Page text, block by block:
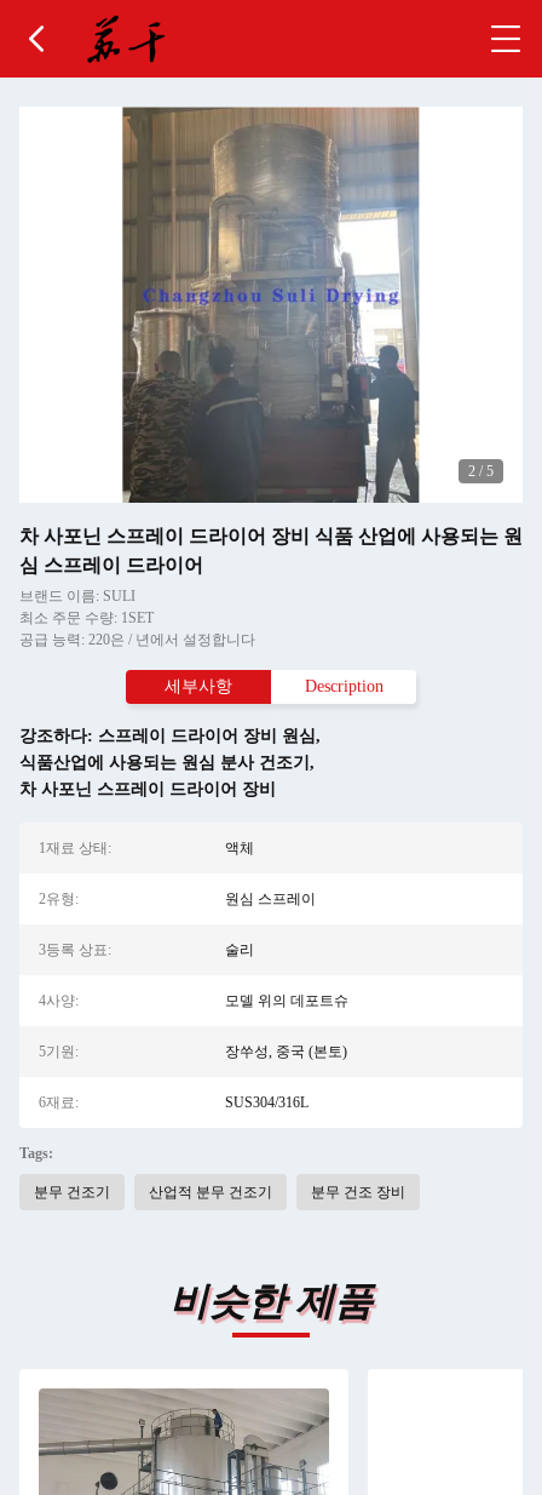
2 / 5
차 사포닌 스프레이 드라이어 장비 식품 산업에 사용되는 원
심 스프레이 드라이어
브랜드 이름: SULI
최소 주문 수량: 1SET
공급 능력: 220은 / 년에서 설정합니다
세부사항 Description
강조하다: 스프레이 드라이어 장비 원심,
식품산업에 사용되는 원심 분사 건조기 ,
차 사포닌 스프레이 드라이어 장비
1재료 상태: 액체
2유형: 원심 스프레이
3등록 상표: 술리
4사양: 모델 위의 데포트슈
5기원: 장쑤성, 중국 (본토)
6재료: SUS304/316L
Tags:
분무 건조기 산업적 분무 건조기 분무 건조 장비
비슷한 제품